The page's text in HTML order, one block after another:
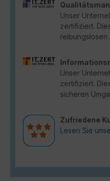
Unser
zertifiziert.
reibungslosen
Unser
zertifiziert.
sicheren
Zufriedene
Lesen Sie